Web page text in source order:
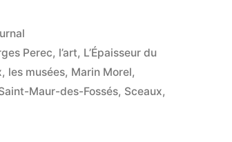
Perec, l’art, L’Épaisseur du
, les musées, Marin Morel,
Maur-des-Fossés, Sceaux,